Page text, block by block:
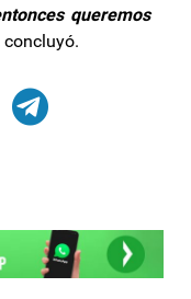
queremos
concluyó.